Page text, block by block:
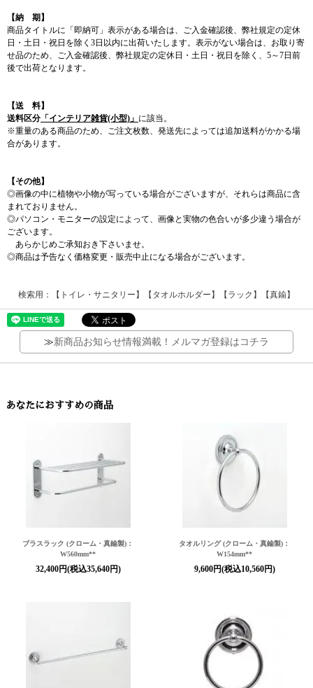
【納 期】
商品タイトルに「即納可」表示がある場合は、ご入金確認後、弊社規定の定休
日・土日・祝日を除く3日以内に出荷いたします。表示がない場合は、お取り寄
せ品のため、ご入金確認後、弊社規定の定休日・土日・祝日を除く、5～7日前
後で出荷となります。
【送 料】
送料区分 「インテリア雑貨(小型)」 に該当。
※重量のある商品のため、ご注文枚数、発送先によっては追加送料がかかる場
合があります。
【その他】
◎画像の中に植物や小物が写っている場合がございますが、それらは商品に含
まれておりません。
◎パソコン・モニターの設定によって、画像と実物の色合いが多少違う場合が
ございます。
あらかじめご承知おき下さいませ。
◎商品は予告なく価格変更・販売中止になる場合がございます。
検索用：【トイレ・サニタリー】【タオルホルダー】【ラック】【真鍮】
≫新商品お知らせ情報満載！メルマガ登録はコチラ
あなたにおすすめの商品
ブラスラック (クローム・真鍮製)：
W560mm**
32,400円(税込35,640円)
タオルリング (クローム・真鍮製)：
W154mm**
9,600円(税込10,560円)